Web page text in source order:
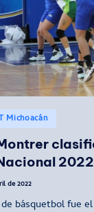
Michoacán
2022
de 2022
básquetbol fue